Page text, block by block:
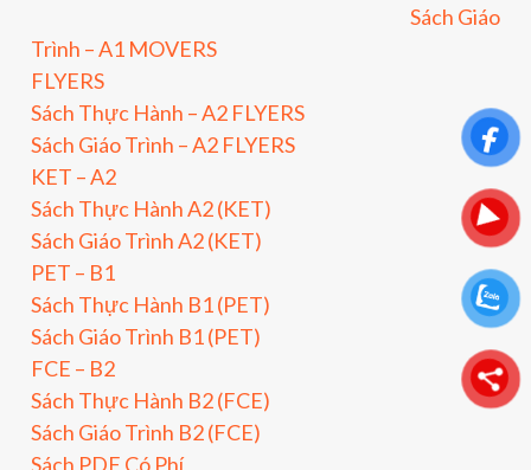
Sách Giáo
Trình – A1 MOVERS
FLYERS
Sách Thực Hành – A2 FLYERS
Sách Giáo Trình – A2 FLYERS
KET – A2
Sách Thực Hành A2 (KET)
Sách Giáo Trình A2 (KET)
PET – B1
Sách Thực Hành B1 (PET)
Sách Giáo Trình B1 (PET)
FCE – B2
Sách Thực Hành B2 (FCE)
Sách Giáo Trình B2 (FCE)
Sách PDF Có Phí